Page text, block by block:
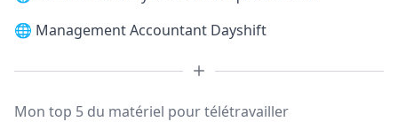
🌐 Management Accountant Dayshift
Mon top 5 du matériel pour télétravailler